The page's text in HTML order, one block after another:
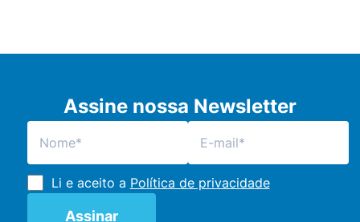
Assine nossa Newsletter
Li e aceito a Política de privacidade